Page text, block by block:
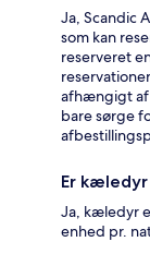
Ja, Scandic
som kan
reserveret
afhængigt af
bare sørge
Er
Ja, kæledyr
enhed pr.